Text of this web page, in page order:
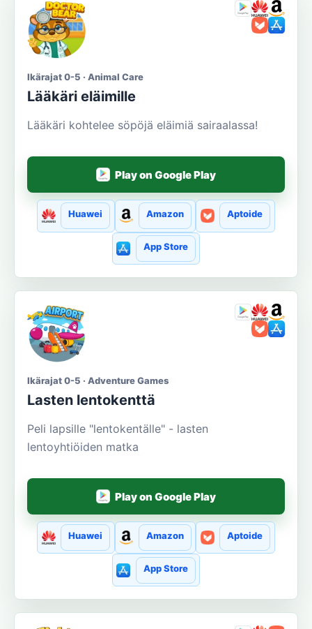
Ikärajat 0-5 · Animal Care
Lääkäri eläimille
Lääkäri kohtelee söpöjä eläimiä sairaalassa!
Play on Google Play
Huawei Amazon Aptoide
App Store
Ikärajat 0-5 · Adventure Games
Lasten lentokenttä
Peli lapsille "lentokentälle" - lasten
lentoyhtiöiden matka
Play on Google Play
Huawei Amazon Aptoide
App Store